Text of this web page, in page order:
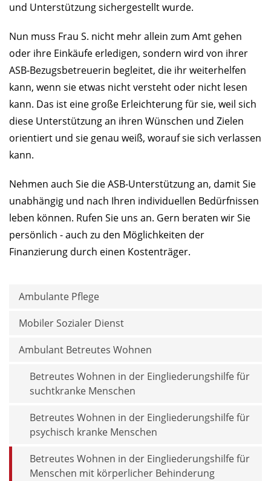
Ambulante Pflege
Mobiler Sozialer Dienst
Ambulant Betreutes Wohnen
Betreutes Wohnen in der Eingliederungshilfe für
suchtkranke Menschen
Betreutes Wohnen in der Eingliederungshilfe für
psychisch kranke Menschen
Betreutes Wohnen in der Eingliederungshilfe für
Menschen mit körperlicher Behinderung
und Unterstützung sichergestellt wurde.
Nun muss Frau S. nicht mehr allein zum Amt gehen
oder ihre Einkäufe erledigen, sondern wird von ihrer
ASB-Bezugsbetreuerin begleitet, die ihr weiterhelfen
kann, wenn sie etwas nicht versteht oder nicht lesen
kann. Das ist eine große Erleichterung für sie, weil sich
diese Unterstützung an ihren Wünschen und Zielen
orientiert und sie genau weiß, worauf sie sich verlassen
kann.
Nehmen auch Sie die ASB-Unterstützung an, damit Sie
unabhängig und nach Ihren individuellen Bedürfnissen
leben können. Rufen Sie uns an. Gern beraten wir Sie
persönlich - auch zu den Möglichkeiten der
Finanzierung durch einen Kostenträger.